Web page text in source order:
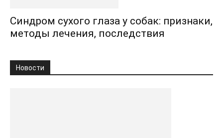
Синдром сухого глаза у собак: признаки,
методы лечения, последствия
Новости